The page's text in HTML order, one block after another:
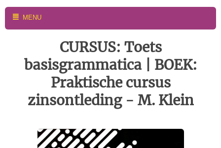
MENU
CURSUS: Toets
basisgrammatica | BOEK:
Praktische cursus
zinsontleding - M. Klein